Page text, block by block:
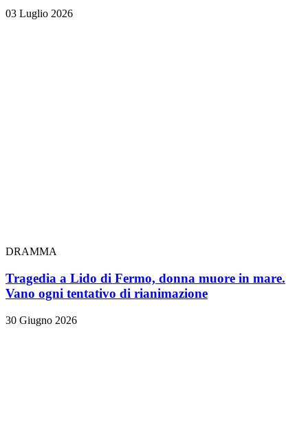
03 Luglio 2026
DRAMMA
Tragedia a Lido di Fermo, donna muore in mare.
Vano ogni tentativo di rianimazione
30 Giugno 2026